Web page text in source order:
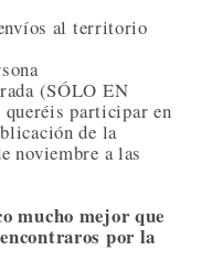
al territorio
(SÓLO EN
participar en
de la
noviembre a las
mucho mejor que
por la